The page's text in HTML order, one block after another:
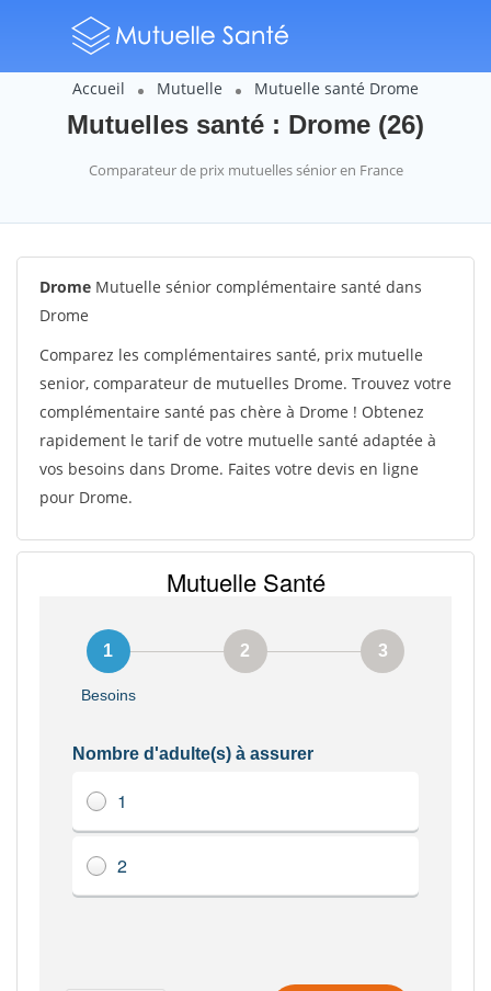
Accueil Mutuelle Mutuelle santé Drome
Mutuelles santé : Drome (26)
Comparateur de prix mutuelles sénior en France
Drome Mutuelle sénior complémentaire santé dans
Drome
Comparez les complémentaires santé, prix mutuelle
senior, comparateur de mutuelles Drome. Trouvez votre
complémentaire santé pas chère à Drome ! Obtenez
rapidement le tarif de votre mutuelle santé adaptée à
vos besoins dans Drome. Faites votre devis en ligne
pour Drome.